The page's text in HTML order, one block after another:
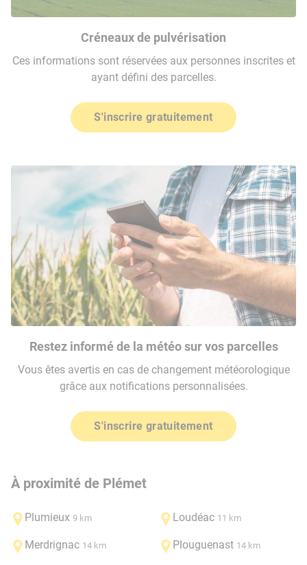
Créneaux de pulvérisation
Ces informations sont réservées aux personnes inscrites et
ayant défini des parcelles.
S'inscrire gratuitement
Restez informé de la météo sur vos parcelles
Vous êtes avertis en cas de changement météorologique
grâce aux notifications personnalisées.
S'inscrire gratuitement
À proximité de Plémet
Plumieux 9 km Loudéac 11 km
Merdrignac 14 km Plouguenast 14 km